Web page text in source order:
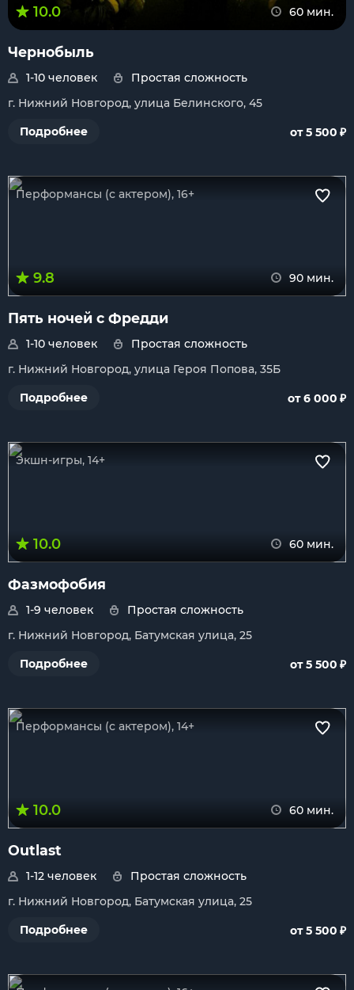
10.0 60 мин.
Чернобыль
1-10 человек
Простая сложность
г. Нижний Новгород, улица Белинского, 45
Подробнее
от 5 500 ₽
Перформансы (с актером), 16+
9.8 90 мин.
Пять ночей с Фредди
1-10 человек
Простая сложность
г. Нижний Новгород, улица Героя Попова, 35Б
Подробнее
от 6 000 ₽
Экшн-игры, 14+
10.0 60 мин.
Фазмофобия
1-9 человек
Простая сложность
г. Нижний Новгород, Батумская улица, 25
Подробнее
от 5 500 ₽
Перформансы (с актером), 14+
10.0 60 мин.
Outlast
1-12 человек
Простая сложность
г. Нижний Новгород, Батумская улица, 25
Подробнее
от 5 500 ₽